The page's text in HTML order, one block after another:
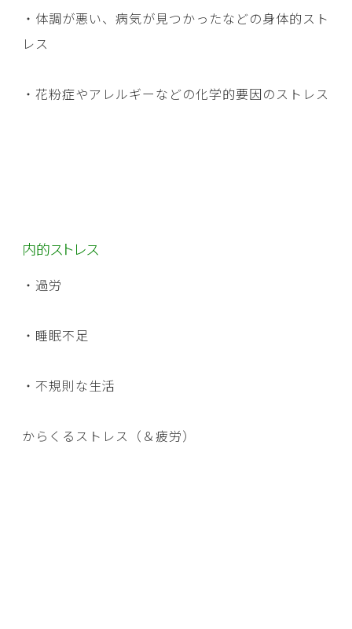
・体調が悪い、病気が見つかったなどの身体的スト
レス
・花粉症やアレルギーなどの化学的要因のストレス
内的ストレス
・過労
・睡眠不足
・不規則な生活
からくるストレス（＆疲労）